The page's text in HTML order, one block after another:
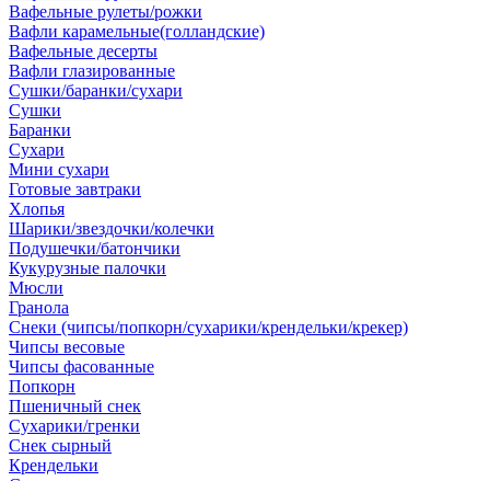
Вафельные рулеты/рожки
Вафли карамельные(голландские)
Вафельные десерты
Вафли глазированные
Сушки/баранки/сухари
Сушки
Баранки
Сухари
Мини сухари
Готовые завтраки
Хлопья
Шарики/звездочки/колечки
Подушечки/батончики
Кукурузные палочки
Мюсли
Гранола
Снеки (чипсы/попкорн/сухарики/крендельки/крекер)
Чипсы весовые
Чипсы фасованные
Попкорн
Пшеничный снек
Сухарики/гренки
Снек сырный
Крендельки